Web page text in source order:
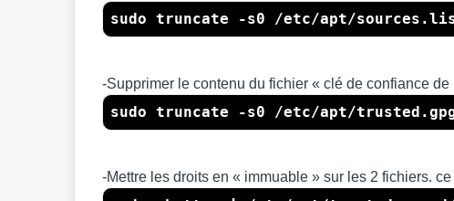
sudo truncate -s0 /etc/apt/
-Supprimer le contenu du fichier « clé de confiance de
sudo truncate -s0 /etc/apt/
-Mettre les droits en « immuable » sur les 2 fichiers.